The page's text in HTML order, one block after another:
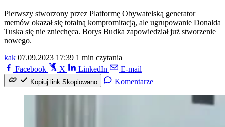
Pierwszy stworzony przez Platformę Obywatelską generator
memów okazał się totalną kompromitacją, ale ugrupowanie Donalda
Tuska się nie zniechęca. Borys Budka zapowiedział już stworzenie
nowego.
kak 07.09.2023 17:39 1 min czytania
Facebook
X LinkedIn E-mail
Kopiuj link Skopiowano Komentarze